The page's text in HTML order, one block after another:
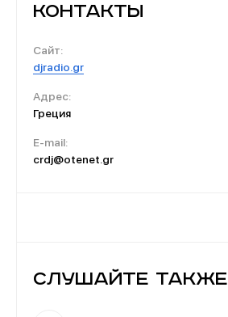
Контакты
Сайт:
djradio.gr
Адрес:
Греция
E-mail:
crdj@otenet.gr
Слушайте также